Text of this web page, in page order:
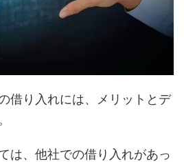
借り入れには、メリットとデ
は、他社での借り入れがあっ